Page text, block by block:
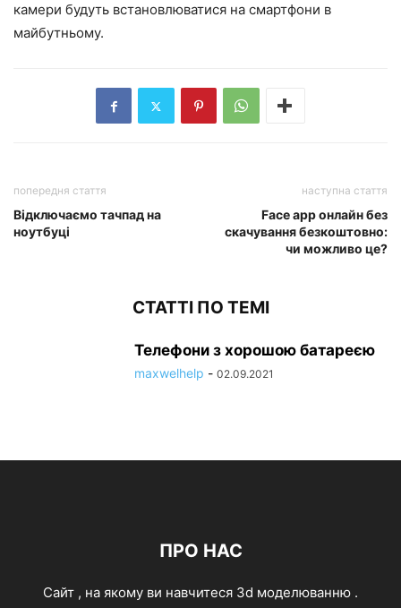
камери будуть встановлюватися на смартфони в
майбутньому.
попередня стаття
Відключаємо тачпад на
ноутбуці
наступна стаття
Face app онлайн без
скачування безкоштовно:
чи можливо це?
СТАТТІ ПО ТЕМІ
Телефони з хорошою батареєю
maxwelhelp - 02.09.2021
ПРО НАС
Cайт , на якому ви навчитеся 3d моделюванню .